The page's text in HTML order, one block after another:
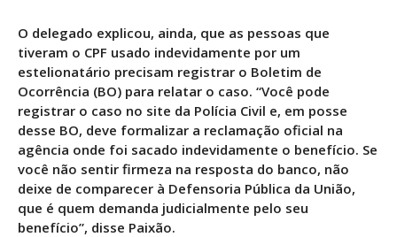
O delegado explicou, ainda, que as pessoas que
tiveram o CPF usado indevidamente por um
estelionatário precisam registrar o Boletim de
Ocorrência (BO) para relatar o caso. “Você pode
registrar o caso no site da Polícia Civil e, em posse
desse BO, deve formalizar a reclamação oficial na
agência onde foi sacado indevidamente o benefício. Se
você não sentir firmeza na resposta do banco, não
deixe de comparecer à Defensoria Pública da União,
que é quem demanda judicialmente pelo seu
benefício”, disse Paixão.